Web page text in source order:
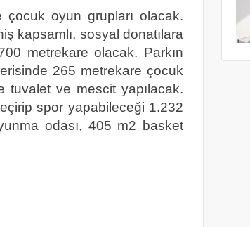
çocuk oyun grupları olacak.
kapsamlı, sosyal donatılara
metrekare olacak. Parkın
265 metrekare çocuk
tuvalet ve mescit yapılacak.
spor yapabileceği 1.232
odası, 405 m2 basket